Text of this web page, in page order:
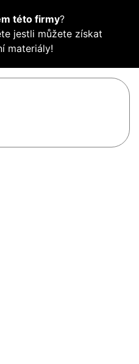
této firmy?
jestli můžete získat
materiály!